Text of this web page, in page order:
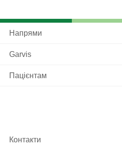
Напрями
Garvis
Пацієнтам
Контакти